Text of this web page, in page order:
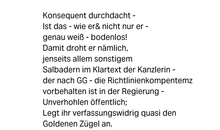
Konsequent durchdacht -
Ist das - wie er& nicht nur er -
genau weiß - bodenlos!
Damit droht er nämlich,
jenseits allem sonstigem
Salbadern im Klartext der Kanzlerin -
der nach GG - die Richtlinienkompentemz
vorbehalten ist in der Regierung -
Unverhohlen öffentlich;
Legt ihr verfassungswidrig quasi den
Goldenen Zügel an.